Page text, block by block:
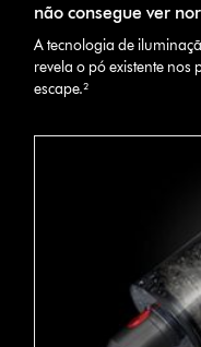
não consegue ver
A tecnologia de
revela o pó existente
escape.²